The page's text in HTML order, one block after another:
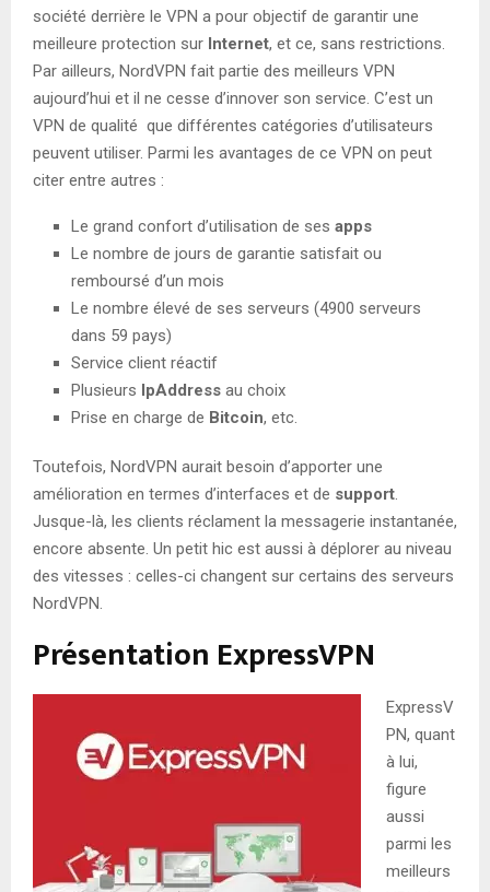
société derrière le VPN a pour objectif de garantir une
meilleure protection sur Internet, et ce, sans restrictions.
Par ailleurs, NordVPN fait partie des meilleurs VPN
aujourd’hui et il ne cesse d’innover son service. C’est un
VPN de qualité que différentes catégories d’utilisateurs
peuvent utiliser. Parmi les avantages de ce VPN on peut
citer entre autres :
Le grand confort d’utilisation de ses apps
Le nombre de jours de garantie satisfait ou
remboursé d’un mois
Le nombre élevé de ses serveurs (4900 serveurs
dans 59 pays)
Service client réactif
Plusieurs IpAddress au choix
Prise en charge de Bitcoin, etc.
Toutefois, NordVPN aurait besoin d’apporter une
amélioration en termes d’interfaces et de support.
Jusque-là, les clients réclament la messagerie instantanée,
encore absente. Un petit hic est aussi à déplorer au niveau
des vitesses : celles-ci changent sur certains des serveurs
NordVPN.
Présentation ExpressVPN
ExpressV
PN, quant
à lui,
figure
aussi
parmi les
meilleurs